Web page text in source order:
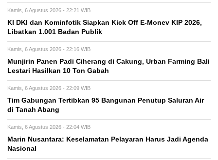
Kamis, 6 Agustus 2026 - 22:21 WIB
KI DKI dan Kominfotik Siapkan Kick Off E-Monev KIP 2026,
Libatkan 1.001 Badan Publik
Kamis, 6 Agustus 2026 - 22:16 WIB
Munjirin Panen Padi Ciherang di Cakung, Urban Farming Bali
Lestari Hasilkan 10 Ton Gabah
Kamis, 6 Agustus 2026 - 22:09 WIB
Tim Gabungan Tertibkan 95 Bangunan Penutup Saluran Air
di Tanah Abang
Kamis, 6 Agustus 2026 - 22:04 WIB
Marin Nusantara: Keselamatan Pelayaran Harus Jadi Agenda
Nasional